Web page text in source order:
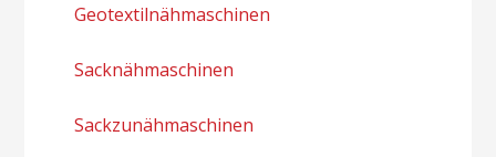
Geotextilnähmaschinen
Sacknähmaschinen
Sackzunähmaschinen